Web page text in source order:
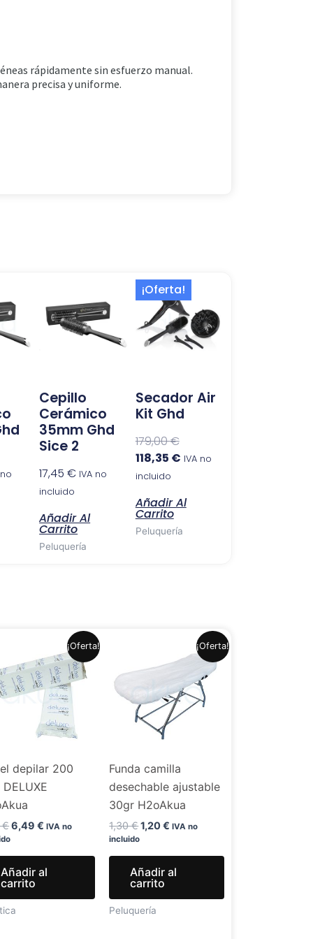
rápidamente sin esfuerzo manual.
precisa y uniforme.
Cepillo
Cerámico
35mm Ghd
Sice 2
17,45€ IVA no
incluido
Añadir Al
Carrito
Peluquería
¡Oferta!
Secador Air
Kit Ghd
179,00€
El
precio
original
era:
179,00 €.
118,35 €
El
precio
actual
es:
118,35 €.
IVA no
incluido
Añadir Al
Carrito
Peluquería
¡Oferta!
depilar 200
DELUXE
€
original
era:
7,99 €.
6,49€
precio
actual
es:
6,49 €.
IVA no
Añadir al
carrito
¡Oferta!
Funda camilla
desechable ajustable
30gr H2oAkua
1,30€
original
1,30 €.
1,20€
precio
actual
1,20 €.
IVA no
incluido
Añadir al
carrito
Peluquería